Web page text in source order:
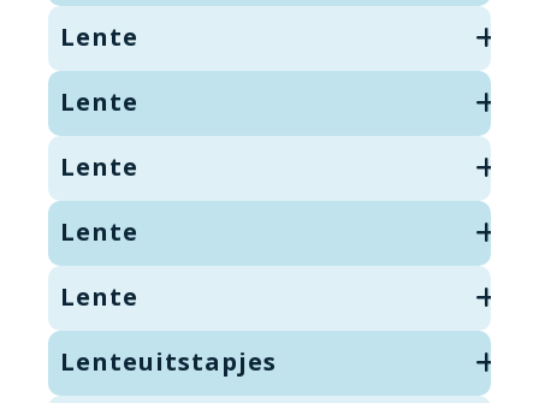
Lente
Lente
Lente
Lente
Lente
Lenteuitstapjes